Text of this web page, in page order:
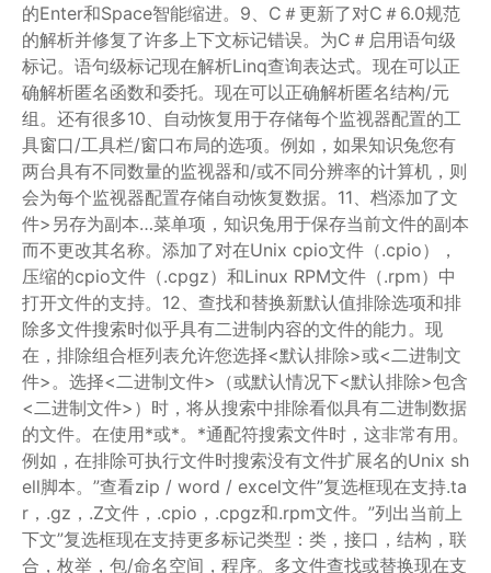
的Enter和Space智能缩进。9、C＃更新了对C＃6.0规范
的解析并修复了许多上下文标记错误。为C＃启用语句级
标记。语句级标记现在解析Linq查询表达式。现在可以正
确解析匿名函数和委托。现在可以正确解析匿名结构/元
组。还有很多10、自动恢复用于存储每个监视器配置的工
具窗口/工具栏/窗口布局的选项。例如，如果知识兔您有
两台具有不同数量的监视器和/或不同分辨率的计算机，则
会为每个监视器配置存储自动恢复数据。11、档添加了文
件>另存为副本…菜单项，知识兔用于保存当前文件的副本
而不更改其名称。添加了对在Unix cpio文件（.cpio），
压缩的cpio文件（.cpgz）和Linux RPM文件（.rpm）中
打开文件的支持。12、查找和替换新默认值排除选项和排
除多文件搜索时似乎具有二进制内容的文件的能力。现
在，排除组合框列表允许您选择<默认排除>或<二进制文
件>。选择<二进制文件>（或默认情况下<默认排除>包含
<二进制文件>）时，将从搜索中排除看似具有二进制数据
的文件。在使用*或*。*通配符搜索文件时，这非常有用。
例如，在排除可执行文件时搜索没有文件扩展名的Unix sh
ell脚本。”查看zip / word / excel文件”复选框现在支持.ta
r，.gz，.Z文件，.cpio，.cpgz和.rpm文件。”列出当前上
下文”复选框现在支持更多标记类型：类，接口，结构，联
合，枚举，包/命名空间，程序。多文件查找或替换现在支